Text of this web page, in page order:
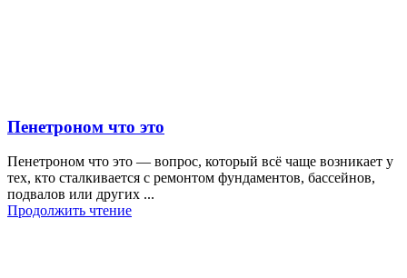
Пенетроном что это
Пенетроном что это — вопрос, который всё чаще возникает у
тех, кто сталкивается с ремонтом фундаментов, бассейнов,
подвалов или других ...
Продолжить чтение